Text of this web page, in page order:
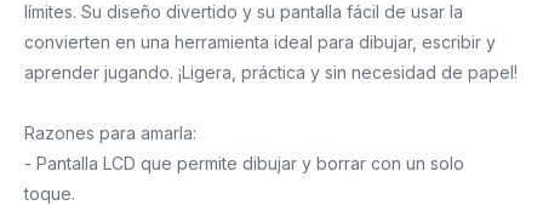
límites. Su diseño divertido y su pantalla fácil de usar la
convierten en una herramienta ideal para dibujar, escribir y
aprender jugando. ¡Ligera, práctica y sin necesidad de papel!
Razones para amarla:
- Pantalla LCD que permite dibujar y borrar con un solo
toque.